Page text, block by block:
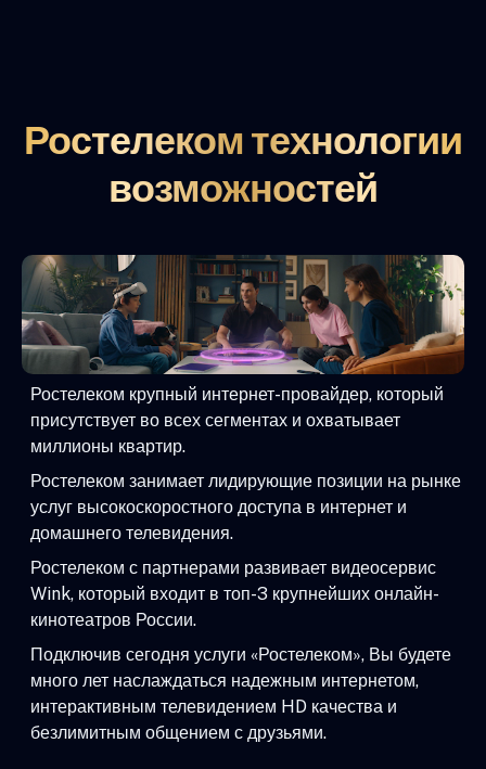
Ростелеком технологии
возможностей
Ростелеком крупный интернет-провайдер, который
присутствует во всех сегментах и охватывает
миллионы квартир.
Ростелеком занимает лидирующие позиции на рынке
услуг высокоскоростного доступа в интернет и
домашнего телевидения.
Ростелеком с партнерами развивает видеосервис
Wink, который входит в топ-3 крупнейших онлайн-
кинотеатров России.
Подключив сегодня услуги «Ростелеком», Вы будете
много лет наслаждаться надежным интернетом,
интерактивным телевидением HD качества и
безлимитным общением с друзьями.